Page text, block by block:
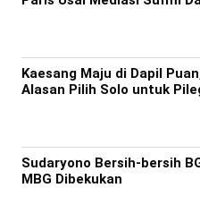
Kaesang Maju di Dapil
Alasan Pilih Solo untuk
Sudaryono Bersih-bersih
MBG Dibekukan